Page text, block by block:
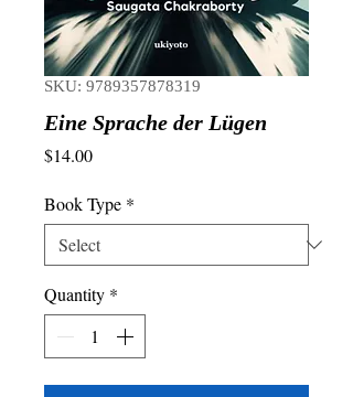
SKU: 9789357878319
Eine Sprache der Lügen
$14.00Price
Book Type *
Quantity *